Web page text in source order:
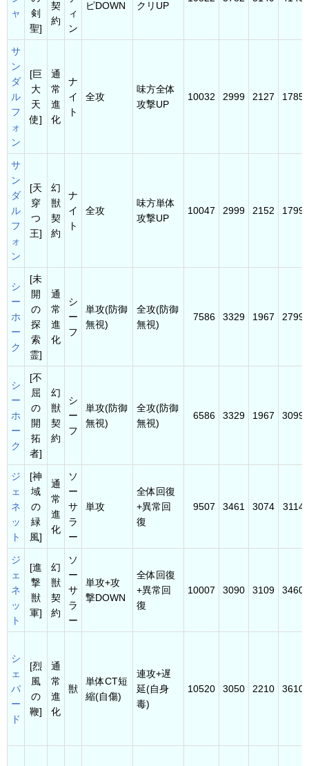
ャ
剣
聖]
契
約
ィ
ン
ピDOWN クリUP
サ
ン
ダ
ル
フ
ォ
ン
[巨
大
天
使]
通
常
進
化
ナ
イ
ト
全攻
味方全体
攻撃UP
10032 2999 2127 1785
サ
ン
ダ
ル
フ
ォ
ン
[天
穿
つ
王]
幻
獣
契
約
ナ
イ
ト
全攻
味方単体
攻撃UP
10047 2999 2152 1799
シ
ー
ホ
ー
ク
[未
開
の
探
索
霊]
通
常
進
化
シ
ー
フ
単攻(防御
無視)
全攻(防御
無視)
7586 3329 1967 2799
シ
ー
ホ
ー
ク
[不
屈
の
開
拓
者]
幻
獣
契
約
シ
ー
フ
単攻(防御
無視)
全攻(防御
無視)
6586 3329 1967 3099
ジ
ェ
ネ
ッ
ト
[神
域
の
緑
風]
通
常
進
化
ソ
ー
サ
ラ
ー
単攻
全体回復
+異常回
復
9507 3461 3074 3114
ジ
ェ
ネ
ッ
ト
[進
撃
獣
軍]
幻
獣
契
約
ソ
ー
サ
ラ
ー
単攻+攻
撃DOWN
全体回復
+異常回
復
10007 3090 3109 3460
シ
ェ
パ
ー
ド
[烈
風
の
鞭]
通
常
進
化
獣
単体CT短
縮(自傷)
連攻+遅
延(自身
毒)
10520 3050 2210 3610